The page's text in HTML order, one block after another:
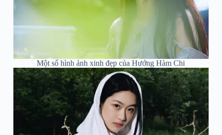
Một số hình ảnh xinh đẹp của Hướng Hàm Chi